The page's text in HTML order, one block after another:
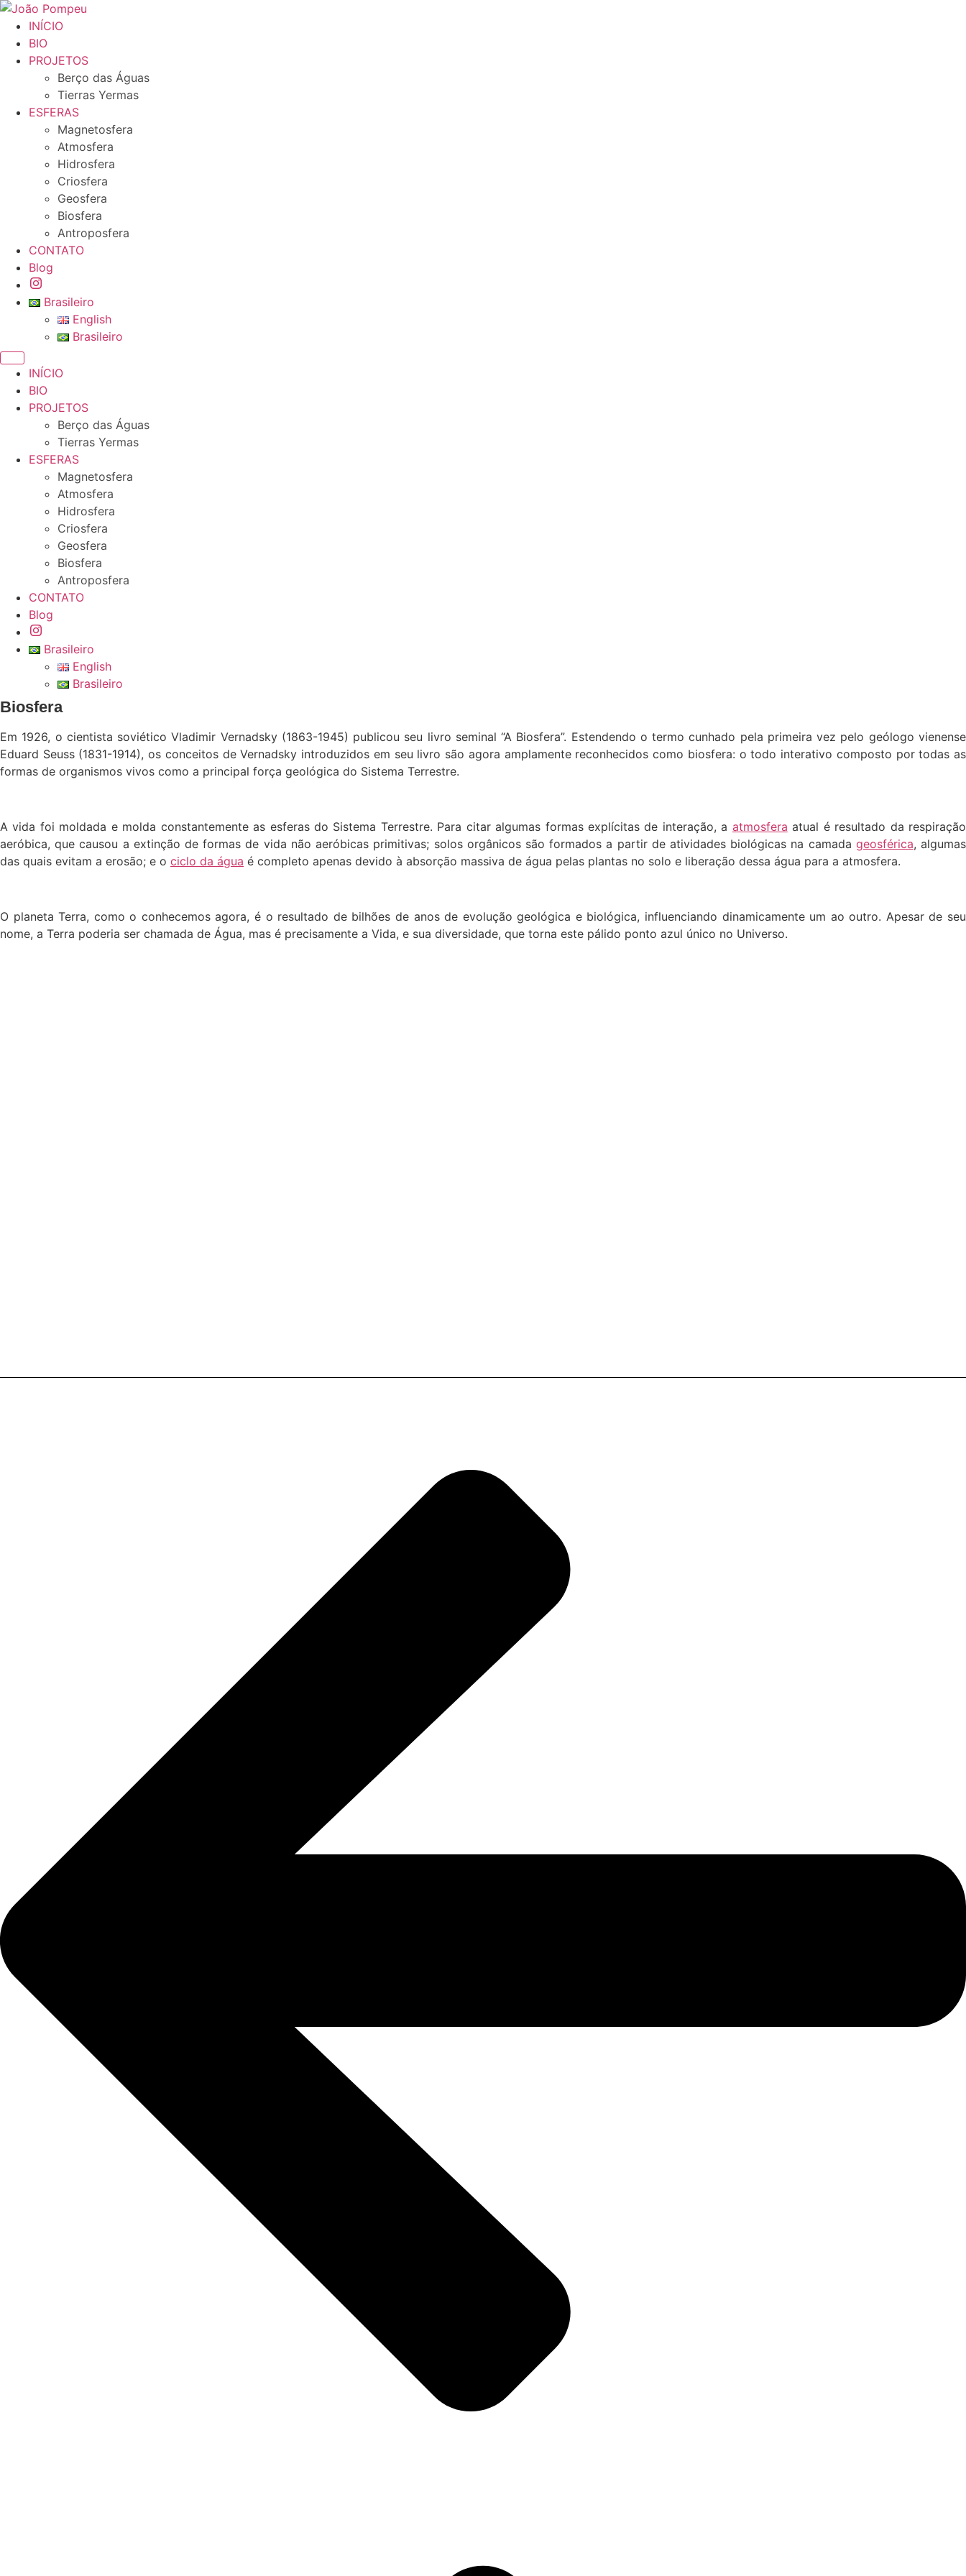
Ir
para
conteúdo
INÍCIO
BIO
PROJETOS
Berço das Águas
Tierras Yermas
ESFERAS
Magnetosfera
Atmosfera
Hidrosfera
Criosfera
Geosfera
Biosfera
Antroposfera
CONTATO
Blog
Brasileiro
English
Brasileiro
INÍCIO
BIO
PROJETOS
Berço das Águas
Tierras Yermas
ESFERAS
Magnetosfera
Atmosfera
Hidrosfera
Criosfera
Geosfera
Biosfera
Antroposfera
CONTATO
Blog
Brasileiro
English
Brasileiro
Biosfera
Em 1926, o cientista soviético Vladimir Vernadsky (1863-1945) publicou seu livro seminal “A Biosfera”. Estendendo o termo cunhado pela primeira vez pelo geólogo vienense
Eduard Seuss (1831-1914), os conceitos de Vernadsky introduzidos em seu livro são agora amplamente reconhecidos como biosfera: o todo interativo composto por todas as
formas de organismos vivos como a principal força geológica do Sistema Terrestre.
A vida foi moldada e molda constantemente as esferas do Sistema Terrestre. Para citar algumas formas explícitas de interação, a atmosfera atual é resultado da respiração
aeróbica, que causou a extinção de formas de vida não aeróbicas primitivas; solos orgânicos são formados a partir de atividades biológicas na camada geosférica, algumas
das quais evitam a erosão; e o ciclo da água é completo apenas devido à absorção massiva de água pelas plantas no solo e liberação dessa água para a atmosfera.
O planeta Terra, como o conhecemos agora, é o resultado de bilhões de anos de evolução geológica e biológica, influenciando dinamicamente um ao outro. Apesar de seu
nome, a Terra poderia ser chamada de Água, mas é precisamente a Vida, e sua diversidade, que torna este pálido ponto azul único no Universo.